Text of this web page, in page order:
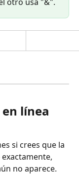
otro usa "&".
línea
si crees que la
no aparece.